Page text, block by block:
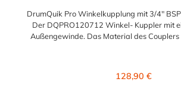
DrumQuik Pro Winkelkupplung mit 3/4"
Der DQPRO120712 Winkel- Kuppler mit
Außengewinde. Das Material des
Regulärer Preis:
128,90 €